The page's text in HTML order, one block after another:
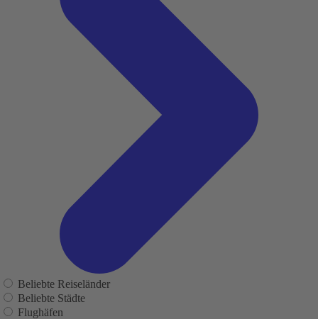
Beliebte Reiseländer
Beliebte Städte
Flughäfen